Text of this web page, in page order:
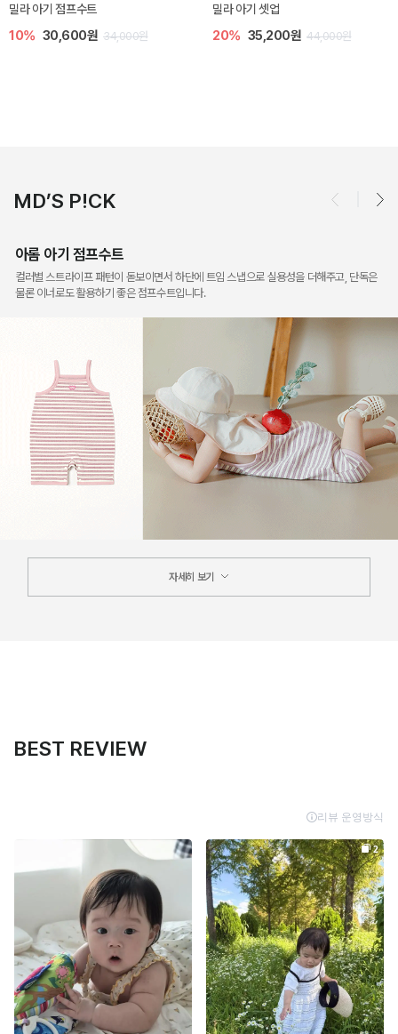
토닉 아기 민소매 티셔츠
20% 11,200원 14,000원
베티 니트 아기 민소매 티셔츠
10% 24,300원 27,000원
MD’S P!CK
아롬 아기 점프수트
컬러별 스트라이프 패턴이 돋보이면서 하단에 트임 스냅으로 실용성을 더해주고, 단독은
물론 이너로도 활용하기 좋은 점프수트입니다.
자세히 보기
BEST REVIEW